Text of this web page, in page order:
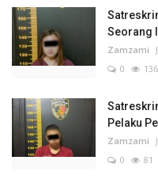
Seorang
Zamzami
0
136
Pelaku
Zamzami
0
81